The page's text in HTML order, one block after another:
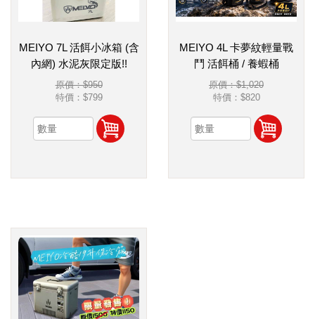
MEIYO 7L 活餌小冰箱 (含
內網) 水泥灰限定版!!
原價：$950
特價： $799
MEIYO 4L 卡夢紋輕量戰
鬥 活餌桶 / 養蝦桶
原價：$1,020
特價： $820